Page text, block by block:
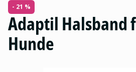
- 21 %
Adaptil Halsband
Hunde